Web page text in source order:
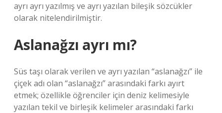
ayrı ayrı yazılmış ve ayrı yazılan bileşik sözcükler
olarak nitelendirilmiştir.
Aslanağzı ayrı mı?
Süs taşı olarak verilen ve ayrı yazılan “aslanağzı” ile
çiçek adı olan “aslanağzı” arasındaki farkı ayırt
etmek; özellikle öğrenciler için deniz kelimesiyle
yazılan tekil ve birleşik kelimeler arasındaki farkı